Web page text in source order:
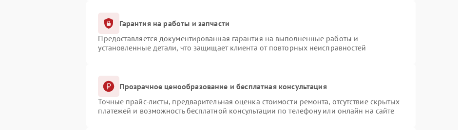
Гарантия на работы и запчасти
Предоставляется документированная гарантия на выполненные работы и
установленные детали, что защищает клиента от повторных неисправностей
Прозрачное ценообразование и бесплатная консультация
Точные прайс-листы, предварительная оценка стоимости ремонта, отсутствие скрытых
платежей и возможность бесплатной консультации по телефону или онлайн на сайте